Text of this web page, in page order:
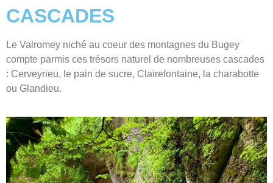
CASCADES
Le Valromey niché au coeur des montagnes du Bugey
compte parmis ces trésors naturel de nombreuses cascades
: Cerveyrieu, le pain de sucre, Clairefontaine, la charabotte
ou Glandieu.